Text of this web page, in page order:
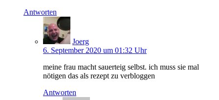
Antworten
Joerg
6. September 2020 um 01:32 Uhr
meine frau macht sauerteig selbst. ich muss sie mal
nötigen das als rezept zu verbloggen
Antworten